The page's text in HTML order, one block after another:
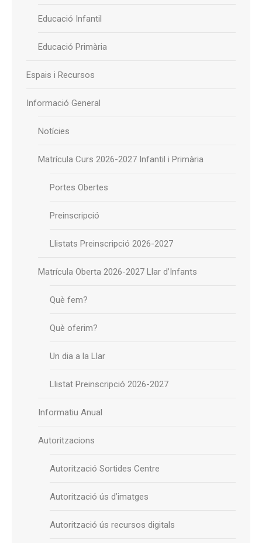
Educació Infantil
Educació Primària
Espais i Recursos
Informació General
Notícies
Matrícula Curs 2026-2027 Infantil i Primària
Portes Obertes
Preinscripció
Llistats Preinscripció 2026-2027
Matrícula Oberta 2026-2027 Llar d’Infants
Què fem?
Què oferim?
Un dia a la Llar
Llistat Preinscripció 2026-2027
Informatiu Anual
Autoritzacions
Autorització Sortides Centre
Autorització ús d’imatges
Autorització ús recursos digitals